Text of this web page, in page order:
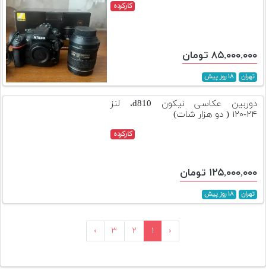
کارکرده
۸۵,۰۰۰,۰۰۰ تومان
تهران ۱۸ روز پیش
دوربین عکاسی نیکون d810، لنز
۲۴-۱۲۰ ( دو هزار شات)
کارکرده
۱۲۵,۰۰۰,۰۰۰ تومان
تهران ۱۸ روز پیش
‹ ۱ ۲ ۳ ›